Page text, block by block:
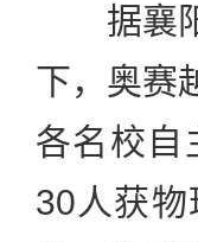
据襄阳
下，奥赛
各名校自
30人获